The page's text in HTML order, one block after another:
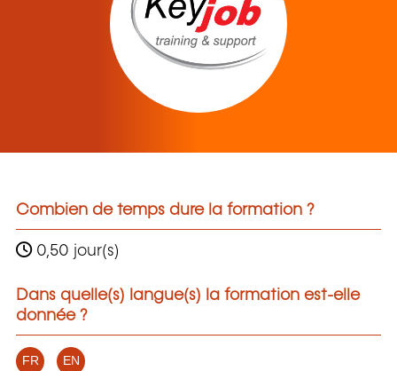
Combien de temps dure la formation ?
0,50 jour(s)
Dans quelle(s) langue(s) la formation est-elle
donnée ?
FR EN